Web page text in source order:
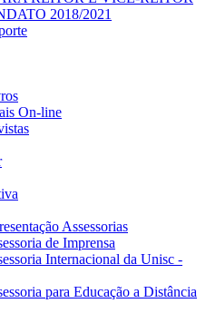
2018/2021
On-line
Assessorias
de Imprensa
Internacional da Unisc -
para Educação a Distância